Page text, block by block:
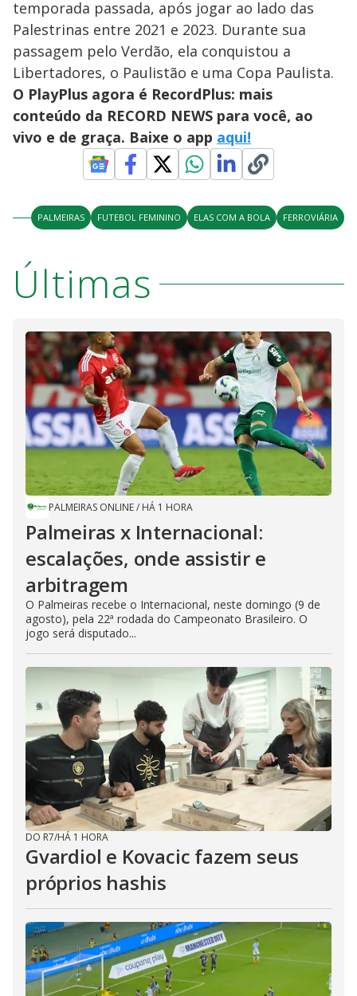
temporada passada, após jogar ao lado das
Palestrinas entre 2021 e 2023. Durante sua
passagem pelo Verdão, ela conquistou a
Libertadores, o Paulistão e uma Copa Paulista.
O PlayPlus agora é RecordPlus: mais
conteúdo da RECORD NEWS para você, ao
vivo e de graça. Baixe o app aqui!
PALMEIRAS FUTEBOL FEMININO ELAS COM A BOLA FERROVIÁRIA
Últimas
PALMEIRAS ONLINE/ HÁ 1 HORA
Palmeiras x Internacional:
escalações, onde assistir e
arbitragem
O Palmeiras recebe o Internacional, neste domingo (9 de
agosto), pela 22ª rodada do Campeonato Brasileiro. O
jogo será disputado...
DO R7/HÁ 1 HORA
Gvardiol e Kovacic fazem seus
próprios hashis